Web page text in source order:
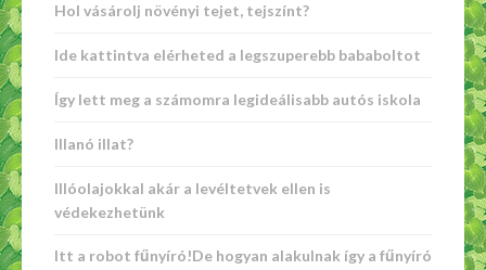
Hol vásárolj növényi tejet, tejszínt?
Ide kattintva elérheted a legszuperebb bababoltot
Így lett meg a számomra legideálisabb autós iskola
Illanó illat?
Illóolajokkal akár a levéltetvek ellen is
védekezhetünk
Itt a robot fűnyíró!De hogyan alakulnak így a fűnyíró